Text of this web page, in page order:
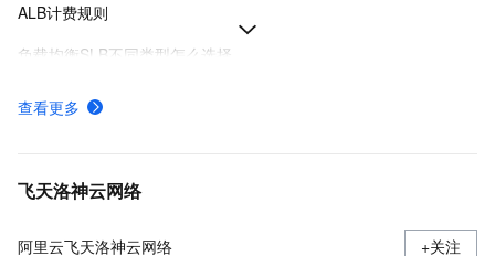
ALB计费规则
负载均衡SLB不同类型怎么选择
功能版本对比
CLB服务器组
查看更多
飞天洛神云网络
阿里云飞天洛神云网络 +关注